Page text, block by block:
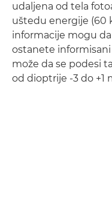
udaljena od tela
uštedu energije (60
informacije mogu
ostanete informisani
može da se podesi
od dioptrije -3 do +1